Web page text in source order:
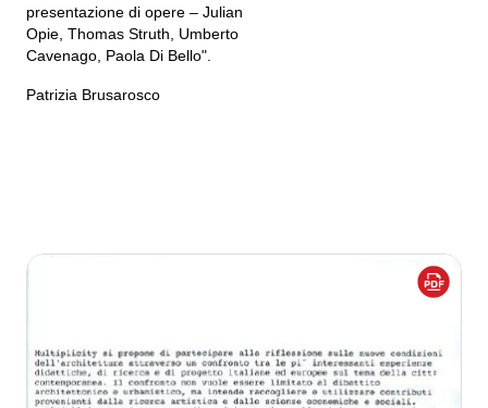
presentazione di opere – Julian
Opie, Thomas Struth, Umberto
Cavenago, Paola Di Bello".
Patrizia Brusarosco